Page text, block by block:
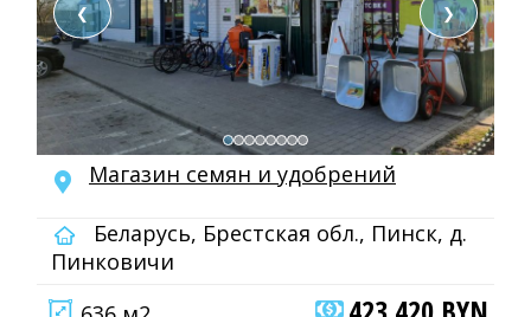
❮ ❯
Магазин семян и удобрений
Беларусь, Брестская обл., Пинск, д.
Пинковичи